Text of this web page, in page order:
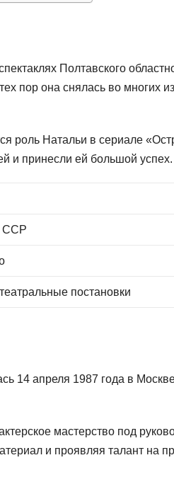
Полтавского
пор она снялась во многих
роль Натальи в сериале
и принесли ей большой успех.
ССР
постановки
14 апреля 1987 года в
мастерство под
и проявляя талант на